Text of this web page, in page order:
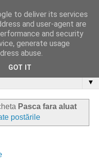
▼
Pasca fara aluat
postările
to deliver its services
and user-agent are
and security
generate usage
abuse.
GOT IT